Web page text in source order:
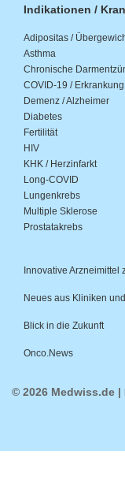
Indikationen /
Adipositas /
Asthma
Chronische
COVID-19 / Erkrankung
Demenz / Alzheimer
Diabetes
Fertilität
HIV
KHK / Herzinfarkt
Long-COVID
Lungenkrebs
Multiple Sklerose
Prostatakrebs
Innovative Arzneimittel
Neues aus Kliniken
Blick in die Zukunft
Onco.News
© 2026 Medwiss.de |